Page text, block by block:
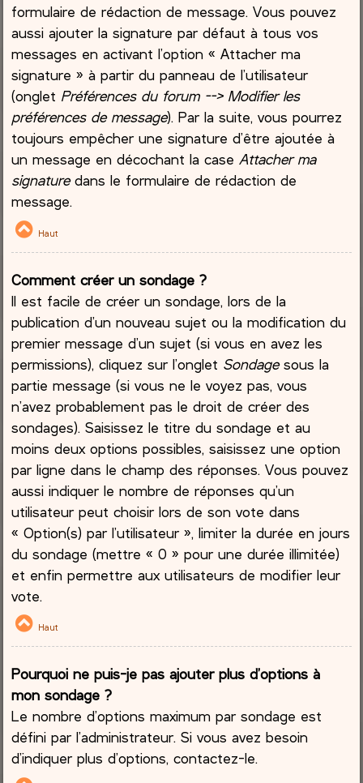
formulaire de rédaction de message. Vous pouvez
aussi ajouter la signature par défaut à tous vos
messages en activant l’option « Attacher ma
signature » à partir du panneau de l’utilisateur
(onglet Préférences du forum --> Modifier les
préférences de message). Par la suite, vous pourrez
toujours empêcher une signature d’être ajoutée à
un message en décochant la caseAttacher ma
signaturedans le formulaire de rédaction de
message.
Haut
Comment créer un sondage ?
Il est facile de créer un sondage, lors de la
publication d’un nouveau sujet ou la modification du
premier message d’un sujet (si vous en avez les
permissions), cliquez sur l’onglet Sondagesous la
partie message (si vous ne le voyez pas, vous
n’avez probablement pas le droit de créer des
sondages). Saisissez le titre du sondage et au
moins deux options possibles, saisissez une option
par ligne dans le champ des réponses. Vous pouvez
aussi indiquer le nombre de réponses qu’un
utilisateur peut choisir lors de son vote dans
« Option(s) par l’utilisateur », limiter la durée en jours
du sondage (mettre « 0 » pour une durée illimitée)
et enfin permettre aux utilisateurs de modifier leur
vote.
Haut
Pourquoi ne puis-je pas ajouter plus d’options à
mon sondage ?
Le nombre d’options maximum par sondage est
défini par l’administrateur. Si vous avez besoin
d’indiquer plus d’options, contactez-le.